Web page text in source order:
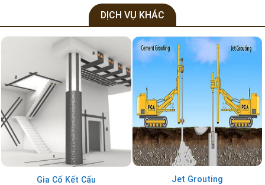
DỊCH VỤ KHÁC
Gia Cố Kết Cấu Jet Grouting